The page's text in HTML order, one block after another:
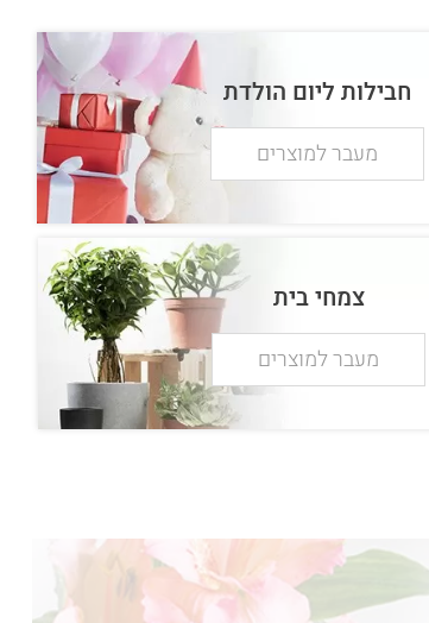
חבילות ליום הולדת
מעבר למוצרים
צמחי בית
מעבר למוצרים